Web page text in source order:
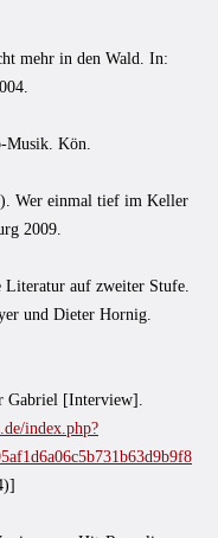
mehr in den Wald. In:
Musik. Kön.
Wer einmal tief im Keller
2009.
Literatur auf zweiter Stufe.
und Dieter Hornig.
Gabriel [Interview].
index.php?